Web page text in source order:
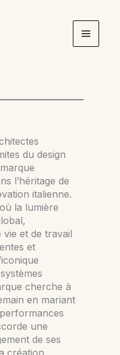
du design
l’héritage de
italienne.
la lumière
et de travail
et
cherche à
en mariant
une
de ses